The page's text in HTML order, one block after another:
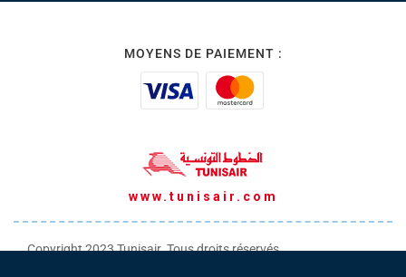
MOYENS DE PAIEMENT :
www.tunisair.com
Copyright 2023 Tunisair. Tous droits réservés